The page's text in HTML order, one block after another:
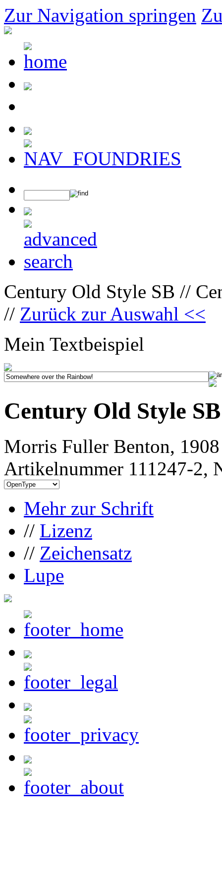
Zur Navigation springen
Century Old Style SB //
// Zurück zur Auswahl <<
Mein Textbeispiel
Century Old Style
Morris Fuller Benton, 1908
Artikelnummer 111247-2,
Mehr zur Schrift
// Lizenz
// Zeichensatz
Lupe